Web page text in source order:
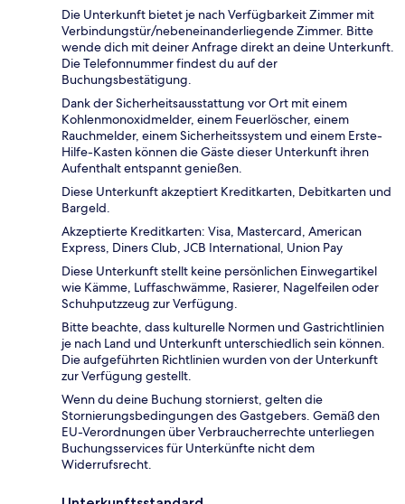
Die Unterkunft bietet je nach Verfügbarkeit Zimmer mit
Verbindungstür/nebeneinanderliegende Zimmer. Bitte
wende dich mit deiner Anfrage direkt an deine Unterkunft.
Die Telefonnummer findest du auf der
Buchungsbestätigung.
Dank der Sicherheitsausstattung vor Ort mit einem
Kohlenmonoxidmelder, einem Feuerlöscher, einem
Rauchmelder, einem Sicherheitssystem und einem Erste-
Hilfe-Kasten können die Gäste dieser Unterkunft ihren
Aufenthalt entspannt genießen.
Diese Unterkunft akzeptiert Kreditkarten, Debitkarten und
Bargeld.
Akzeptierte Kreditkarten: Visa, Mastercard, American
Express, Diners Club, JCB International, Union Pay
Diese Unterkunft stellt keine persönlichen Einwegartikel
wie Kämme, Luffaschwämme, Rasierer, Nagelfeilen oder
Schuhputzzeug zur Verfügung.
Bitte beachte, dass kulturelle Normen und Gastrichtlinien
je nach Land und Unterkunft unterschiedlich sein können.
Die aufgeführten Richtlinien wurden von der Unterkunft
zur Verfügung gestellt.
Wenn du deine Buchung stornierst, gelten die
Stornierungsbedingungen des Gastgebers. Gemäß den
EU-Verordnungen über Verbraucherrechte unterliegen
Buchungsservices für Unterkünfte nicht dem
Widerrufsrecht.